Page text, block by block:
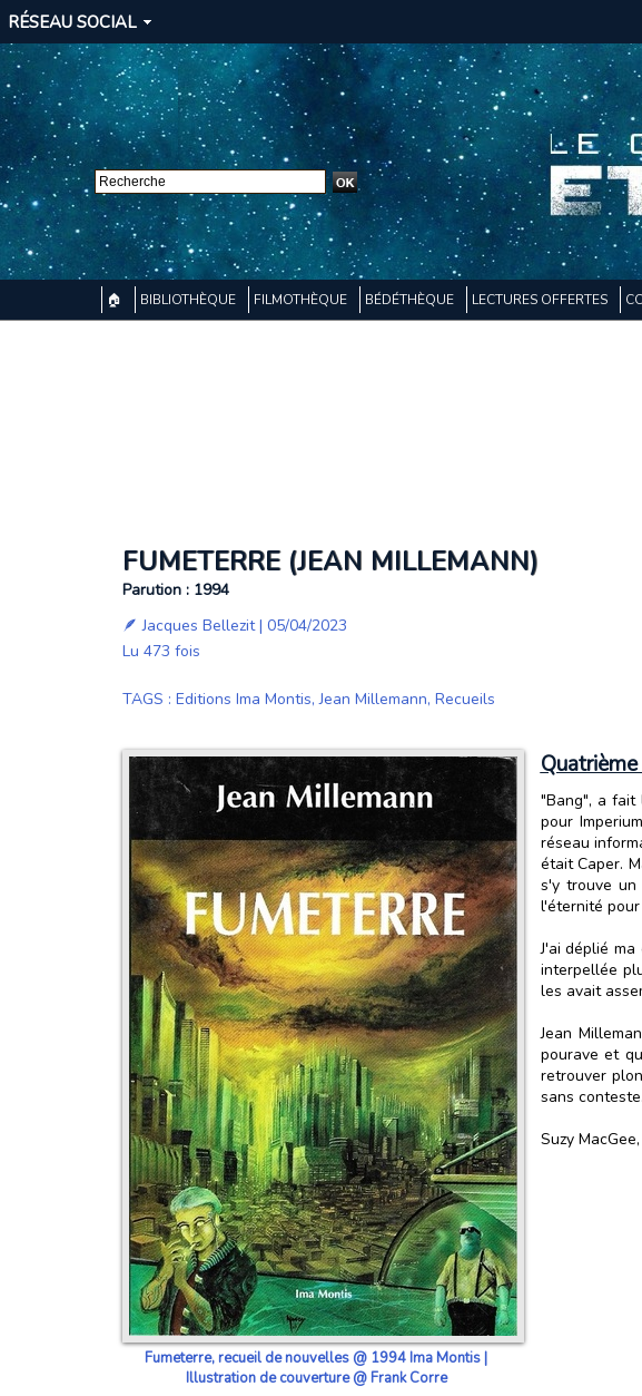
RÉSEAU SOCIAL
🏠 BIBLIOTHÈQUE FILMOTHÈQUE BÉDÉTHÈQUE LECTURES OFFERTES
FUMETERRE (JEAN MILLEMANN)
Parution : 1994
🪶Jacques Bellezit| 05/04/2023
Lu 473 fois
TAGS : Editions Ima Montis,Jean Millemann, Recueils
Fumeterre, recueil de nouvelles @ 1994 Ima Montis |
Illustration de couverture @ Frank Corre
"Bang", a
pour
réseau
était Caper.
s'y trouve un
l'éternité
J'ai déplié
interpellée
les avait
Jean
pourave et
retrouver
sans conteste.
Suzy